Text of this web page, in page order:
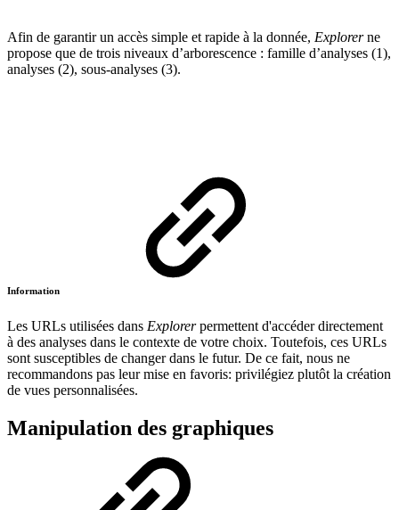
Afin de garantir un accès simple et rapide à la donnée, Explorerne
propose que de trois niveaux d’arborescence : famille d’analyses (1),
analyses (2), sous-analyses (3).
Information
Les URLs utilisées dans Explorerpermettent d'accéder directement
à des analyses dans le contexte de votre choix. Toutefois, ces URLs
sont susceptibles de changer dans le futur. De ce fait, nous ne
recommandons pas leur mise en favoris: privilégiez plutôt la création
de vues personnalisées.
Manipulation des graphiques